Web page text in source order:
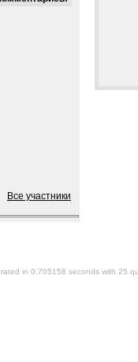
Все участники
in 0.705158 seconds with 25